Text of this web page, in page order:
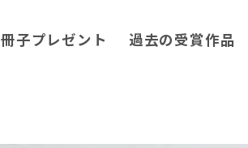
子プレゼント 過去の受賞作品